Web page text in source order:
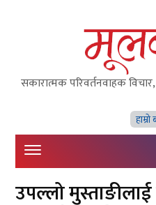
सकारात्मक परिवर्तनवाहक
हाम्राे
उपल्लो